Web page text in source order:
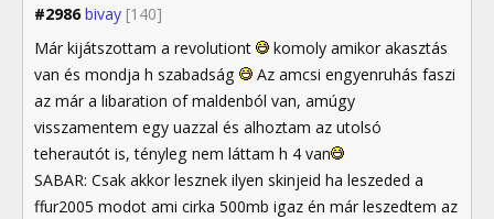
#2986 bivay [140]
Már kijátszottam a revolutiont
komoly amikor akasztás
van és mondja h szabadság
Az amcsi engyenruhás faszi
az már a libaration of maldenból van, amúgy
visszamentem egy uazzal és alhoztam az utolsó
teherautót is, tényleg nem láttam h 4 van
SABAR: Csak akkor lesznek ilyen skinjeid ha leszeded a
ffur2005 modot ami cirka 500mb igaz én már leszedtem az